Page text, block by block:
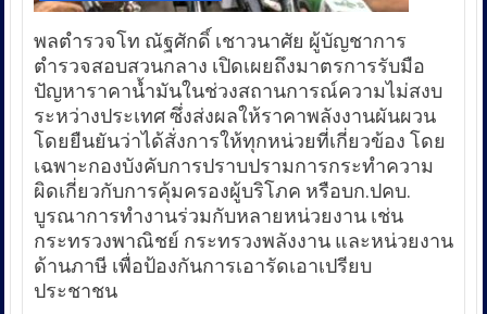
พลตำรวจโท ณัฐศักดิ์ เชาวนาศัย ผู้บัญชาการ
ตำรวจสอบสวนกลาง เปิดเผยถึงมาตรการรับมือ
ปัญหาราคาน้ำมันในช่วงสถานการณ์ความไม่สงบ
ระหว่างประเทศ ซึ่งส่งผลให้ราคาพลังงานผันผวน
โดยยืนยันว่าได้สั่งการให้ทุกหน่วยที่เกี่ยวข้อง โดย
เฉพาะกองบังคับการปราบปรามการกระทำความ
ผิดเกี่ยวกับการคุ้มครองผู้บริโภค หรือบก.ปคบ.
บูรณาการทำงานร่วมกับหลายหน่วยงาน เช่น
กระทรวงพาณิชย์ กระทรวงพลังงาน และหน่วยงาน
ด้านภาษี เพื่อป้องกันการเอารัดเอาเปรียบ
ประชาชน